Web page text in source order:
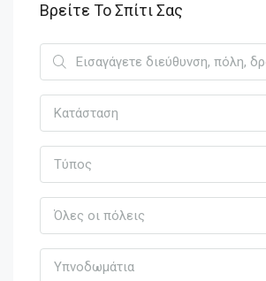
Βρείτε Το Σπίτι Σας
Κατάσταση
Τύπος
Όλες οι πόλεις
Υπνοδωμάτια